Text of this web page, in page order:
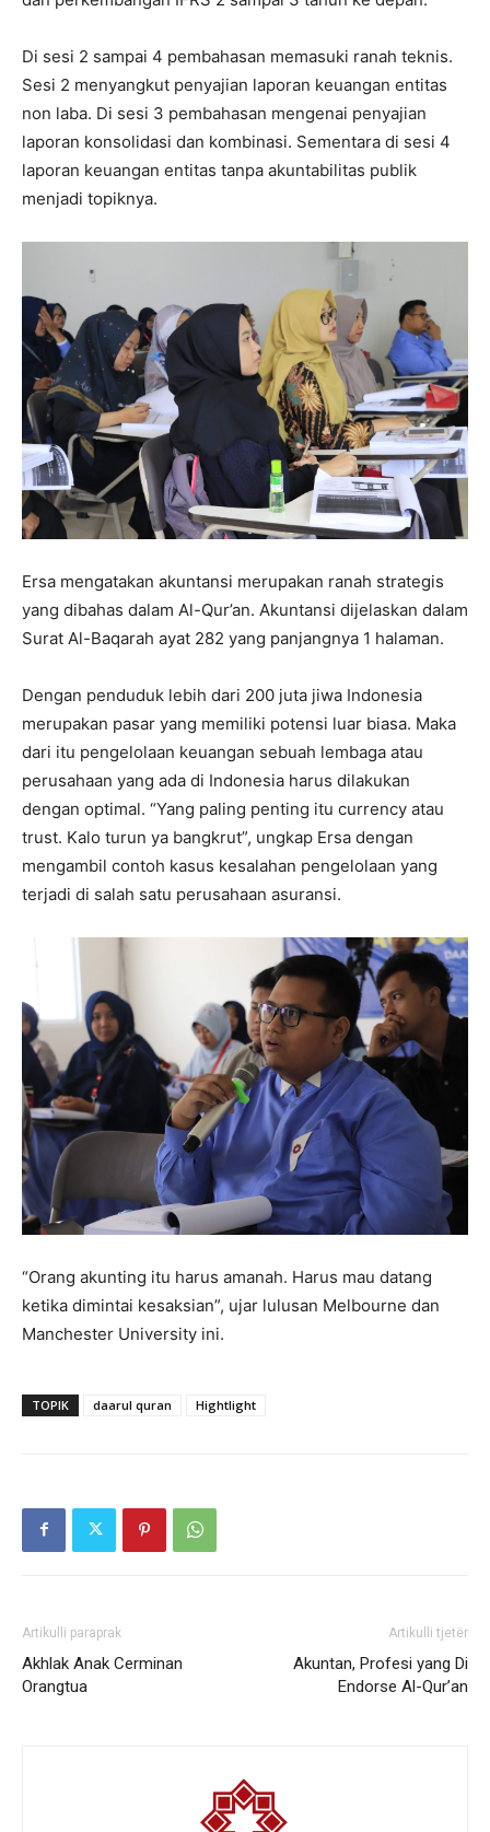
Di sesi 2 sampai 4 pembahasan memasuki ranah teknis.
Sesi 2 menyangkut penyajian laporan keuangan entitas
non laba. Di sesi 3 pembahasan mengenai penyajian
laporan konsolidasi dan kombinasi. Sementara di sesi 4
laporan keuangan entitas tanpa akuntabilitas publik
menjadi topiknya.
Ersa mengatakan akuntansi merupakan ranah strategis
yang dibahas dalam Al-Qur’an. Akuntansi dijelaskan dalam
Surat Al-Baqarah ayat 282 yang panjangnya 1 halaman.
Dengan penduduk lebih dari 200 juta jiwa Indonesia
merupakan pasar yang memiliki potensi luar biasa. Maka
dari itu pengelolaan keuangan sebuah lembaga atau
perusahaan yang ada di Indonesia harus dilakukan
dengan optimal. “Yang paling penting itu currency atau
trust. Kalo turun ya bangkrut”, ungkap Ersa dengan
mengambil contoh kasus kesalahan pengelolaan yang
terjadi di salah satu perusahaan asuransi.
“Orang akunting itu harus amanah. Harus mau datang
ketika dimintai kesaksian”, ujar lulusan Melbourne dan
Manchester University ini.
TOPIK daarul quran Hightlight
Artikulli paraprak
Akhlak Anak Cerminan
Orangtua
Artikulli tjetër
Akuntan, Profesi yang Di
Endorse Al-Qur’an